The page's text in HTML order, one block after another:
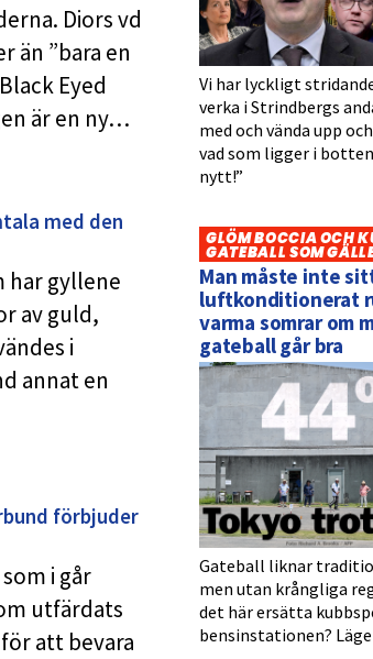
Diors vd
än ”bara en
Eyed
är en ny…
med den
har gyllene
av guld,
i
annat en
förbjuder
i går
utfärdats
att bevara
Vi har lyckligt
verka i Strindbergs
med och vända upp
vad som ligger i
nytt!”
GLÖM BOCCIA OCH
GATEBALL SOM
Man måste inte
luftkonditionerat
varma somrar om
gateball går bra
Gateball liknar
men utan krångliga
det här ersätta
bensinstationen?